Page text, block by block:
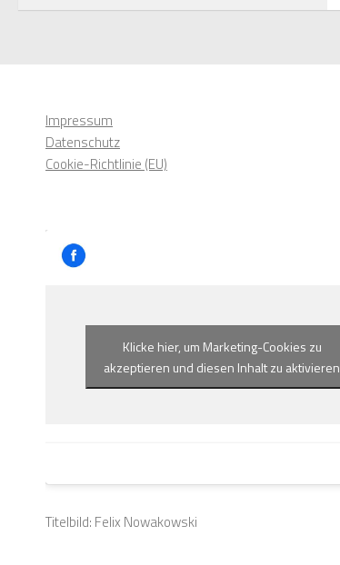
Impressum
Datenschutz
Cookie-Richtlinie (EU)
Klicke hier, um Marketing-Cookies zu
akzeptieren und diesen Inhalt zu aktivieren
Titelbild: Felix Nowakowski